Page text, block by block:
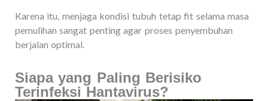
Karena itu, menjaga kondisi tubuh tetap fit selama masa
pemulihan sangat penting agar proses penyembuhan
berjalan optimal.
Siapa yang Paling Berisiko
Terinfeksi Hantavirus?